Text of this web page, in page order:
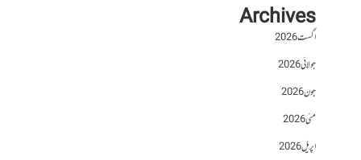
Archives
اگست 2026
جولائی 2026
جون 2026
مئی 2026
اپریل 2026